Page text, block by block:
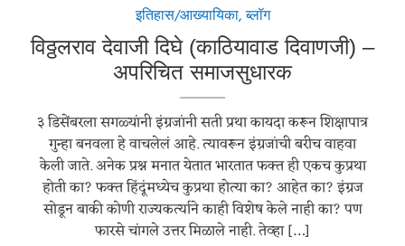
इतिहास/आख्यायिका,ब्लॉग
विठ्ठलराव देवाजी दिघे (काठियावाड दिवाणजी) –
अपरिचित समाजसुधारक
३ डिसेंबरला सगळ्यांनी इंग्रजांनी सती प्रथा कायदा करून शिक्षापात्र
गुन्हा बनवला हे वाचलेलं आहे. त्यावरून इंग्रजांची बरीच वाहवा
केली जाते. अनेक प्रश्न मनात येतात भारतात फक्त ही एकच कुप्रथा
होती का? फक्त हिंदूंमध्येच कुप्रथा होत्या का? आहेत का? इंग्रज
सोडून बाकी कोणी राज्यकर्त्याने काही विशेष केले नाही का? पण
फारसे चांगले उत्तर मिळाले नाही. तेव्हा […]